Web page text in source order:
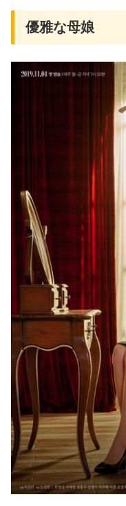
優雅な母娘